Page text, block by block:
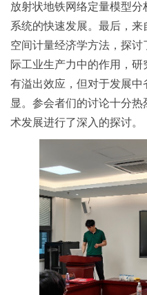
放射状地铁网络定量模型
系统的快速发展。最后，
空间计量经济学方法，探
际工业生产力中的作用，
有溢出效应，但对于发展
显。参会者们的讨论十分
术发展进行了深入的探讨。